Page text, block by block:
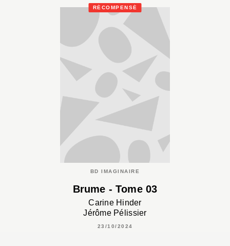
RÉCOMPENSÉ
BD IMAGINAIRE
Brume - Tome 03
Carine Hinder
Jérôme Pélissier
23/10/2024